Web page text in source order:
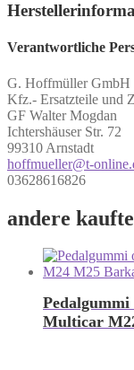
Verantwortliche
G. Hoffmüller GmbH
Kfz.- Ersatzteile und
GF Walter Mogdan
Ichtershäuser Str. 72
99310 Arnstadt
hoffmueller@t-
03628616826
andere
Multicar